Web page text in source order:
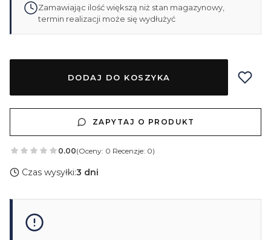
Zamawiając ilość większą niż stan magazynowy,
termin realizacji może się wydłużyć
DODAJ DO KOSZYKA
ZAPYTAJ O PRODUKT
0.00(Oceny: 0 Recenzje: 0)
Czas wysyłki:3 dni